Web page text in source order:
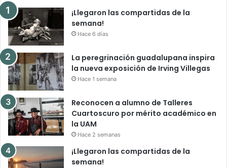
¡Llegaron las compartidas de la
semana!
Hace 6 días
La peregrinación guadalupana inspira
la nueva exposición de Irving Villegas
Hace 1 semana
Reconocen a alumno de Talleres
Cuartoscuro por mérito académico en
la UAM
Hace 2 semanas
¡Llegaron las compartidas de la
semana!